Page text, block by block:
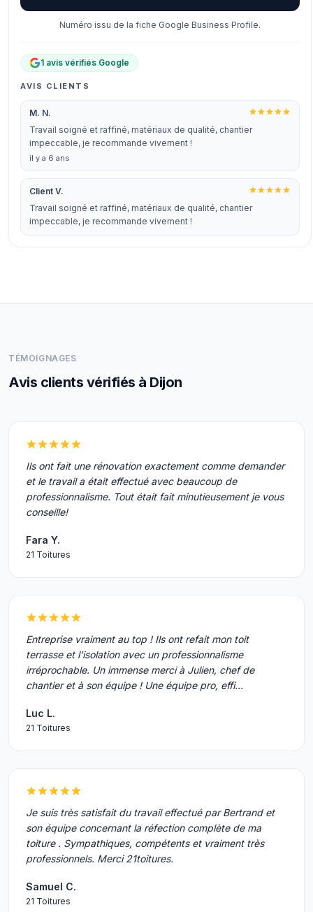
Numéro issu de la fiche Google Business Profile.
1 avis vérifiés Google
AVIS CLIENTS
M. N.
Travail soigné et raffiné, matériaux de qualité, chantier
impeccable, je recommande vivement !
il y a 6 ans
Client V.
Travail soigné et raffiné, matériaux de qualité, chantier
impeccable, je recommande vivement !
TÉMOIGNAGES
Avis clients vérifiés à Dijon
Ils ont fait une rénovation exactement comme demander
et le travail a était effectué avec beaucoup de
professionnalisme. Tout était fait minutieusement je vous
conseille!
Fara Y.
21 Toitures
Entreprise vraiment au top ! Ils ont refait mon toit
terrasse et l’isolation avec un professionnalisme
irréprochable. Un immense merci à Julien, chef de
chantier et à son équipe ! Une équipe pro, effi…
Luc L.
21 Toitures
Je suis très satisfait du travail effectué par Bertrand et
son équipe concernant la réfection complète de ma
toiture . Sympathiques, compétents et vraiment très
professionnels. Merci 21toitures.
Samuel C.
21 Toitures